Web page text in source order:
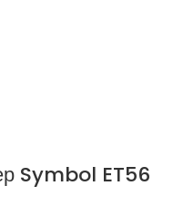
Symbol ET56